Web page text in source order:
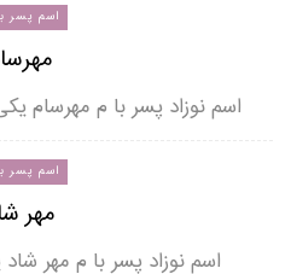
اسم پسر
اسم نوزاد پسر با م مهرسام
اسم پسر
مهر
اسم نوزاد پسر با م مهر